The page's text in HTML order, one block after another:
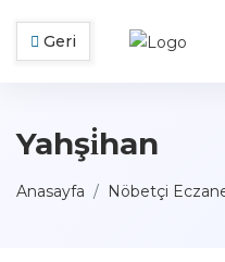
Geri
Yahşi̇han
Anasayfa Nöbetçi